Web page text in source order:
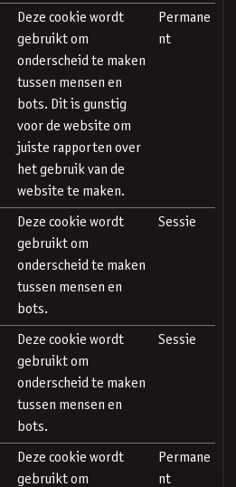
Deze cookie wordt
gebruikt om
onderscheid te maken
tussen mensen en
bots. Dit is gunstig
voor de website om
juiste rapporten over
het gebruik van de
website te maken.
Permane
nt
Deze cookie wordt
gebruikt om
onderscheid te maken
tussen mensen en
bots.
Sessie
Deze cookie wordt
gebruikt om
onderscheid te maken
tussen mensen en
bots.
Sessie
Deze cookie wordt
gebruikt om
Permane
nt